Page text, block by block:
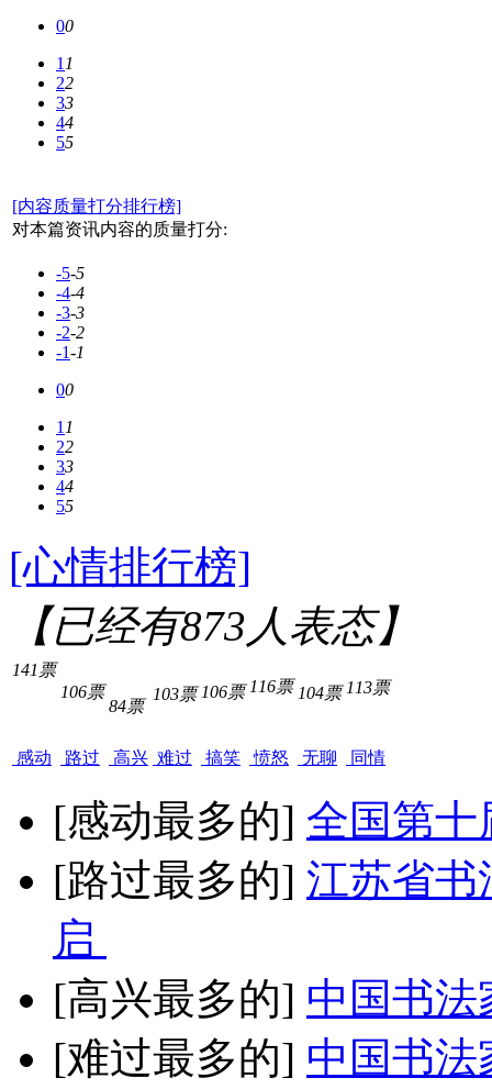
00
11
22
33
44
55
[内容质量打分排行榜]
对本篇资讯内容的质量打分:
-5-5
-4-4
-3-3
-2-2
-1-1
00
11
22
33
44
55
[心情排行榜]
【已经有873人表态】
141票
感动
106票
路过
84票
高兴
103票
难过
106票
搞笑
116票
愤怒
104票
无聊
113票
同情
[感动最多的] 全国第十
[路过最多的] 江苏省书
启
[高兴最多的] 中国书法
[难过最多的] 中国书法